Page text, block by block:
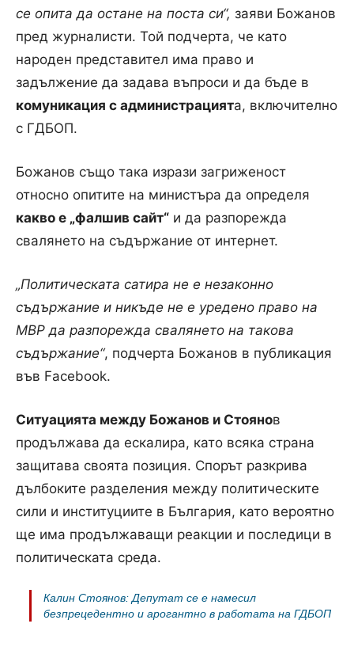
се опита да остане на поста си“, заяви Божанов
пред журналисти. Той подчерта, че като
народен представител има право и
задължение да задава въпроси и да бъде в
комуникация с администрацията, включително
с ГДБОП.
Божанов също така изрази загриженост
относно опитите на министъра да определя
какво е „фалшив сайт“ и да разпорежда
свалянето на съдържание от интернет.
„Политическата сатира не е незаконно
съдържание и никъде не е уредено право на
МВР да разпорежда свалянето на такова
съдържание“, подчерта Божанов в публикация
във Facebook.
Ситуацията между Божанов и Стоянов
продължава да ескалира, като всяка страна
защитава своята позиция. Спорът разкрива
дълбоките разделения между политическите
сили и институциите в България, като вероятно
ще има продължаващи реакции и последици в
политическата среда.
Калин Стоянов: Депутат се е намесил
безпрецедентно и арогантно в работата на ГДБОП